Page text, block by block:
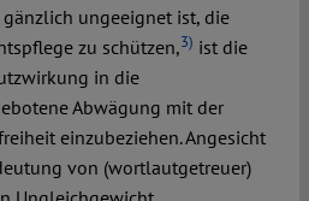
ungeeignet ist, die
zu schützen,3) ist die
in die
Abwägung mit der
einzubeziehen. Angesicht
von (wortlautgetreuer)